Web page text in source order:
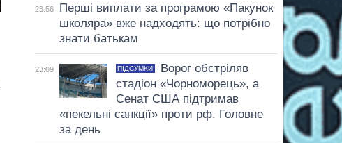
23:56
Перші виплати за програмою «Пакунок
школяра» вже надходять: що потрібно
знати батькам
23:09 ПІДСУМКИ
Ворог обстріляв
стадіон «Чорноморець», а
Сенат США підтримав
«пекельні санкції» проти рф. Головне
за день